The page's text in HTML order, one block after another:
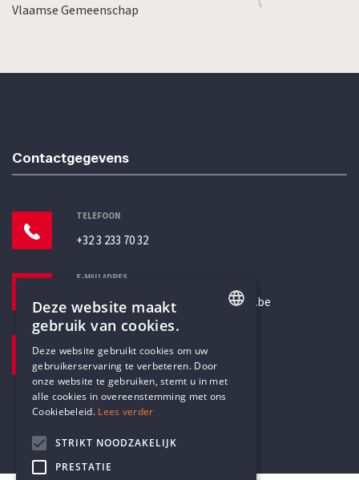
Vlaamse Gemeenschap
Contactgegevens
TELEFOON
+32 3 233 70 32
E-MAILADRES
secretariaat@humanistischverbond.be
Pottenbrug 4
Antwerpen, 2000
DUTCH
Deze website maakt
gebruik van cookies.
Deze website gebruikt cookies om uw
gebruikerservaring te verbeteren. Door
onze website te gebruiken, stemt u in met
alle cookies in overeenstemming met ons
Cookiebeleid. Lees verder
STRIKT NOODZAKELIJK
PRESTATIE